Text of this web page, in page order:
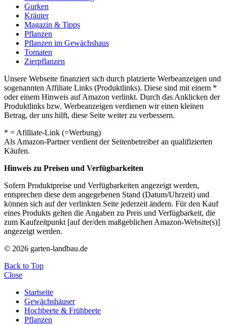
Gurken
Kräuter
Magazin & Tipps
Pflanzen
Pflanzen im Gewächshaus
Tomaten
Zierpflanzen
Unsere Webseite finanziert sich durch platzierte Werbeanzeigen und
sogenannten Affiliate Links (Produktlinks). Diese sind mit einem *
oder einem Hinweis auf Amazon verlinkt. Durch das Anklicken der
Produktlinks bzw. Werbeanzeigen verdienen wir einen kleinen
Betrag, der uns hilft, diese Seite weiter zu verbessern.
* = Afilliate-Link (=Werbung)
Als Amazon-Partner verdient der Seitenbetreiber an qualifizierten
Käufen.
Hinweis zu Preisen und Verfügbarkeiten
Sofern Produktpreise und Verfügbarkeiten angezeigt werden,
entsprechen diese dem angegebenen Stand (Datum/Uhrzeit) und
können sich auf der verlinkten Seite jederzeit ändern. Für den Kauf
eines Produkts gelten die Angaben zu Preis und Verfügbarkeit, die
zum Kaufzeitpunkt [auf der/den maßgeblichen Amazon-Website(s)]
angezeigt werden.
© 2026 garten-landbau.de
Back to Top
Close
Startseite
Gewächshäuser
Hochbeete & Frühbeete
Pflanzen